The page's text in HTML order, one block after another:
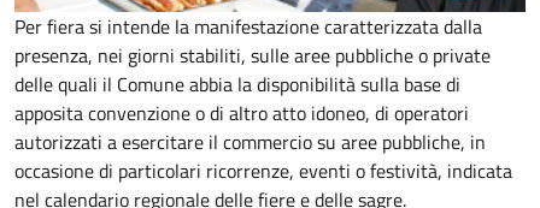
Per fiera si intende la manifestazione caratterizzata dalla
presenza, nei giorni stabiliti, sulle aree pubbliche o private
delle quali il Comune abbia la disponibilità sulla base di
apposita convenzione o di altro atto idoneo, di operatori
autorizzati a esercitare il commercio su aree pubbliche, in
occasione di particolari ricorrenze, eventi o festività, indicata
nel calendario regionale delle fiere e delle sagre.